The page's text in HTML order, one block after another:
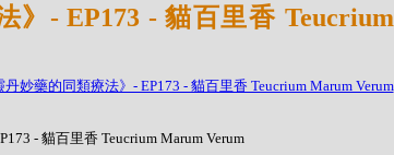
》- EP173 - 貓百里香 Teucrium
- 貓百里香 Teucrium Marum Verum